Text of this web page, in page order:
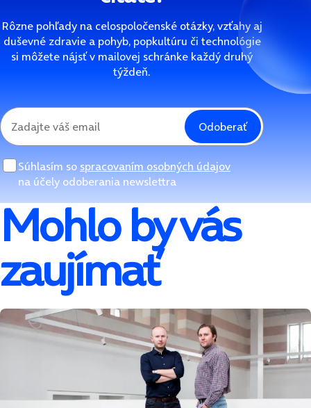
Rôzne pohľady na celospoločenské otázky, vzťahy aj
duševné zdravie a pohyb, popkultúru či technológie
si môžete nájsť v mailovej schránke každý druhý
týždeň.
Odoberať
Súhlasím so spracovaním osobných údajov
na účely odoberania newslettra
Mohlo by vás
zaujímať